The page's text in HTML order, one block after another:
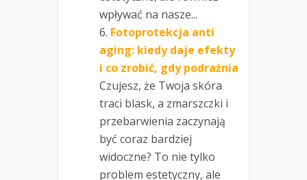
wpływać na nasze...
Fotoprotekcja anti
aging: kiedy daje efekty
i co zrobić, gdy podrażnia
Czujesz, że Twoja skóra
traci blask, a zmarszczki i
przebarwienia zaczynają
być coraz bardziej
widoczne? To nie tylko
problem estetyczny, ale